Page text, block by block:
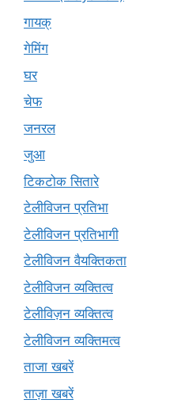
गायक्
गेमिंग
घर
चेफ
जनरल
जुआ
टिकटोक सितारे
टेलीविजन प्रतिभा
टेलीविजन प्रतिभागी
टेलीविजन वैयक्तिकता
टेलीविजन व्यक्तित्व
टेलीविज़न व्यक्तित्व
टेलीविजन व्यक्तिमत्व
ताजा खबरें
ताज़ा खबरें